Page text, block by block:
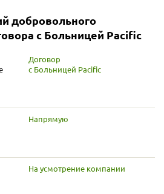
добровольного
с Больницей Pacific
Договор
с Больницей Pacific
Напрямую
На усмотрение компании